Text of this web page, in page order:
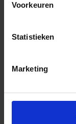
Voorkeuren
Statistieken
Marketing